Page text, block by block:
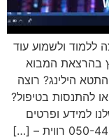
ללמוד ולשמוע עוד
בהרצאת המבוא
הילינג? רוצה
להתנסות בטיפול?
למידע ופרטים